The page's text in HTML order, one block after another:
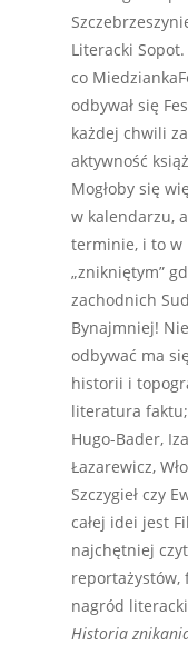
Literacki
co
odbywał się
każdej chwili
aktywność
Mogłoby się
w kalendarzu,
terminie, i to w
„znikniętym”
zachodnich
Bynajmniej!
odbywać ma
historii i
literatura faktu;
Hugo-Bader,
Łazarewicz,
Szczygieł czy
całej idei jest
najchętniej
reportażystów,
nagród
Historia